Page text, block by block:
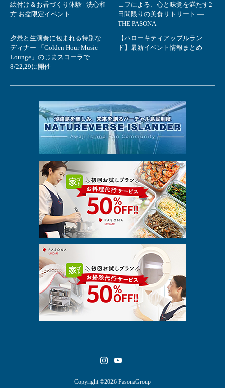
絵付け＆お香づくり体験 | 洗心和
方 お盆限定イベント
ェフによる、心と味覚を満たす2
日間限りの美食リトリート ―
THE PASONA
夕景と生演奏に包まれる特別な
ディナー 「Golden Hour Music
Lounge」のじまスコーラで
8/22,29に開催
【ハローキティアップルラン
ド】最新イベント情報まとめ
Copyright ©2026 PasonaGroup